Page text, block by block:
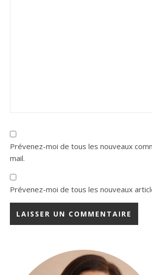
Prévenez-moi de tous les nouveaux
mail.
Prévenez-moi de tous les nouveaux